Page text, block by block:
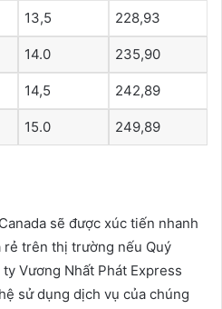
13,5 228,93
14.0 235,90
14,5 242,89
15.0 249,89
sẽ được xúc tiến nhanh
rẻ trên thị trường nếu Quý
Vương Nhất Phát Express
sử dụng dịch vụ của chúng